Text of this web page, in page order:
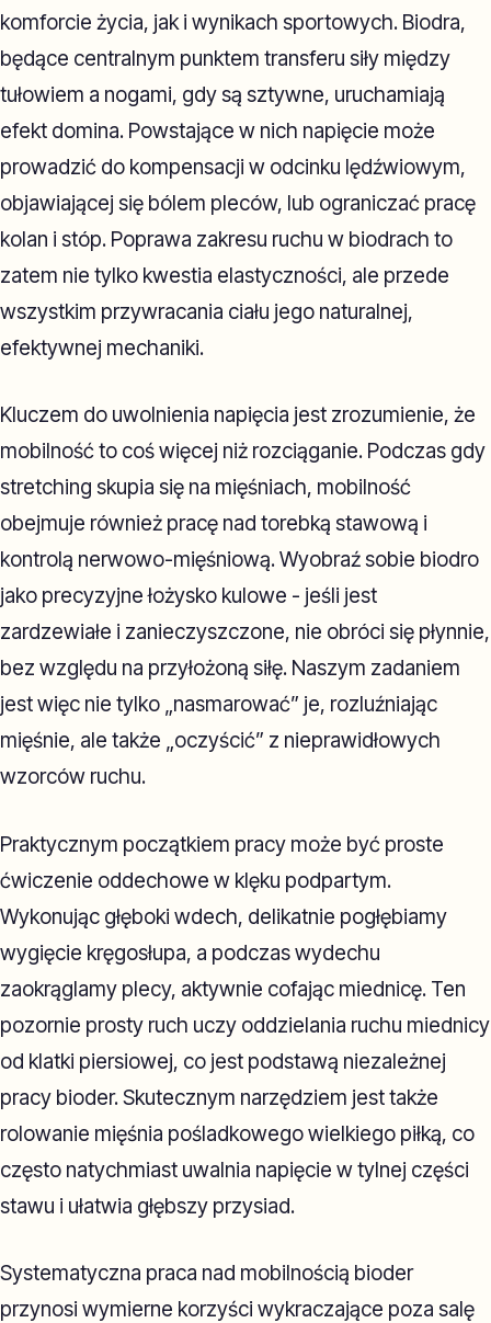
komforcie życia, jak i wynikach sportowych. Biodra,
będące centralnym punktem transferu siły między
tułowiem a nogami, gdy są sztywne, uruchamiają
efekt domina. Powstające w nich napięcie może
prowadzić do kompensacji w odcinku lędźwiowym,
objawiającej się bólem pleców, lub ograniczać pracę
kolan i stóp. Poprawa zakresu ruchu w biodrach to
zatem nie tylko kwestia elastyczności, ale przede
wszystkim przywracania ciału jego naturalnej,
efektywnej mechaniki.
Kluczem do uwolnienia napięcia jest zrozumienie, że
mobilność to coś więcej niż rozciąganie. Podczas gdy
stretching skupia się na mięśniach, mobilność
obejmuje również pracę nad torebką stawową i
kontrolą nerwowo-mięśniową. Wyobraź sobie biodro
jako precyzyjne łożysko kulowe - jeśli jest
zardzewiałe i zanieczyszczone, nie obróci się płynnie,
bez względu na przyłożoną siłę. Naszym zadaniem
jest więc nie tylko „nasmarować” je, rozluźniając
mięśnie, ale także „oczyścić” z nieprawidłowych
wzorców ruchu.
Praktycznym początkiem pracy może być proste
ćwiczenie oddechowe w klęku podpartym.
Wykonując głęboki wdech, delikatnie pogłębiamy
wygięcie kręgosłupa, a podczas wydechu
zaokrąglamy plecy, aktywnie cofając miednicę. Ten
pozornie prosty ruch uczy oddzielania ruchu miednicy
od klatki piersiowej, co jest podstawą niezależnej
pracy bioder. Skutecznym narzędziem jest także
rolowanie mięśnia pośladkowego wielkiego piłką, co
często natychmiast uwalnia napięcie w tylnej części
stawu i ułatwia głębszy przysiad.
Systematyczna praca nad mobilnością bioder
przynosi wymierne korzyści wykraczające poza salę